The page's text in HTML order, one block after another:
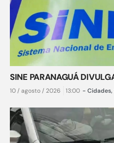
SINE PARANAGUÁ
10 / agosto / 2026 13:00 - Cidades,